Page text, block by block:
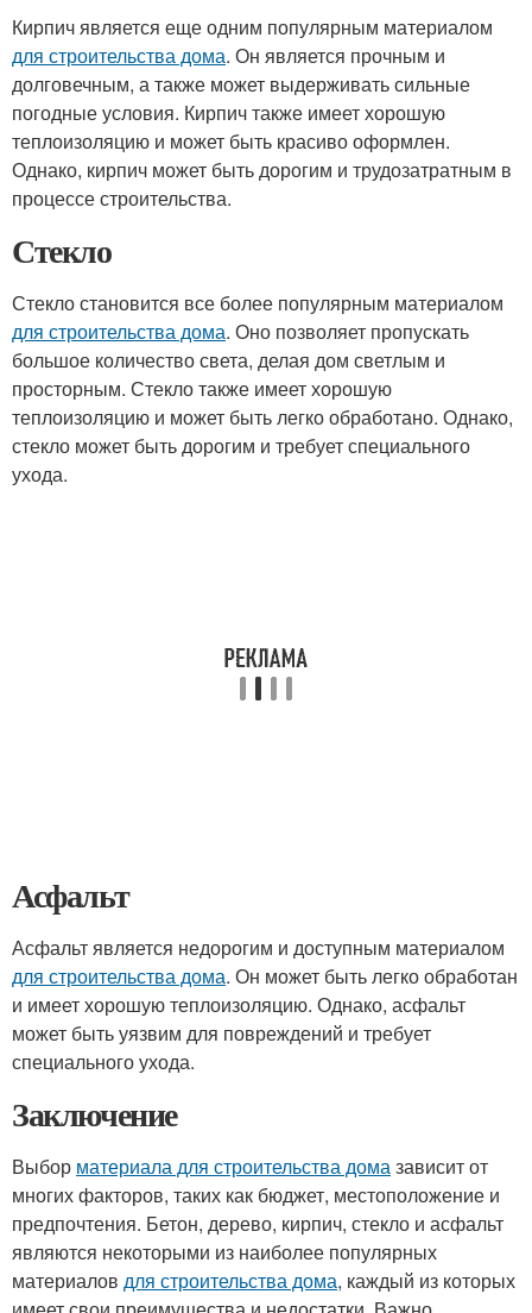
Кирпич является еще одним популярным материалом
для строительства дома. Он является прочным и
долговечным, а также может выдерживать сильные
погодные условия. Кирпич также имеет хорошую
теплоизоляцию и может быть красиво оформлен.
Однако, кирпич может быть дорогим и трудозатратным в
процессе строительства.
Стекло
Стекло становится все более популярным материалом
для строительства дома. Оно позволяет пропускать
большое количество света, делая дом светлым и
просторным. Стекло также имеет хорошую
теплоизоляцию и может быть легко обработано. Однако,
стекло может быть дорогим и требует специального
ухода.
Асфальт
Асфальт является недорогим и доступным материалом
для строительства дома. Он может быть легко обработан
и имеет хорошую теплоизоляцию. Однако, асфальт
может быть уязвим для повреждений и требует
специального ухода.
Заключение
Выбор материала для строительства домазависит от
многих факторов, таких как бюджет, местоположение и
предпочтения. Бетон, дерево, кирпич, стекло и асфальт
являются некоторыми из наиболее популярных
материалов для строительства дома, каждый из которых